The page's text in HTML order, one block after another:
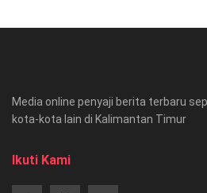
Media online penyaji berita terbaru
kota-kota lain di Kalimantan Timur
Ikuti Kami